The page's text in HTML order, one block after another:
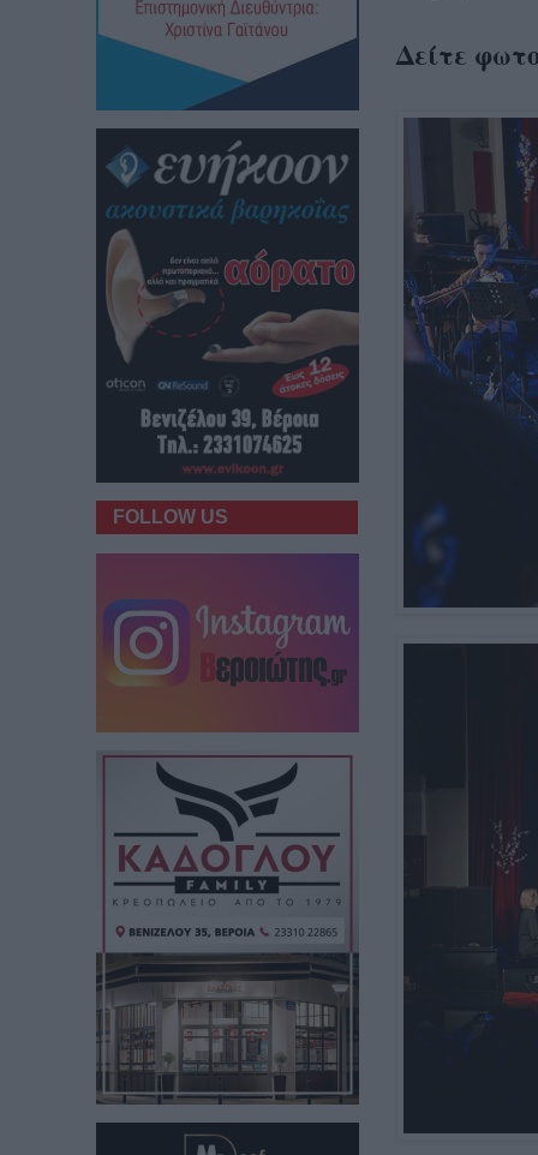
Δείτε
FOLLOW US